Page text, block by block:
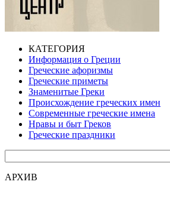
КАТЕГОРИЯ
Информация о Греции
Греческие афоризмы
Греческие приметы
Знаменитые Греки
Происхождение греческих имен
Современные греческие имена
Нравы и быт Греков
Греческие праздники
АРХИВ